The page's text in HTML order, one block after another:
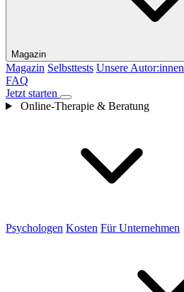
Magazin
Magazin Selbsttests Unsere Autor:innen
FAQ
Jetzt starten
Online-Therapie & Beratung
Psychologen Kosten Für Unternehmen